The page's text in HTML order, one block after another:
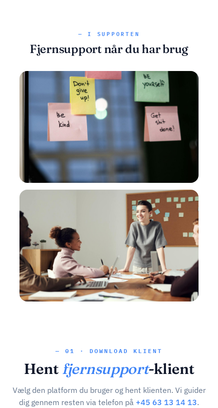
— I SUPPORTEN
Fjernsupport når du har brug
— 01 · DOWNLOAD KLIENT
Hent fjernsupport-klient
Vælg den platform du bruger og hent klienten. Vi guider
dig gennem resten via telefon på +45 63 13 14 13.